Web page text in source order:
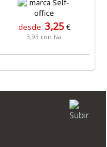
desde: 3,25 €
3,93 con Iva